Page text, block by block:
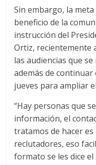
Sin embargo, la
beneficio de la
instrucción del
Ortiz, recientemente
las audiencias que
además de
jueves para ampliar
“Hay personas que
información, el
tratamos de hacer
reclutadores, eso
formato se les dice